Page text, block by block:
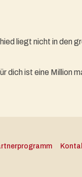
liegt nicht in den
dich ist eine Million